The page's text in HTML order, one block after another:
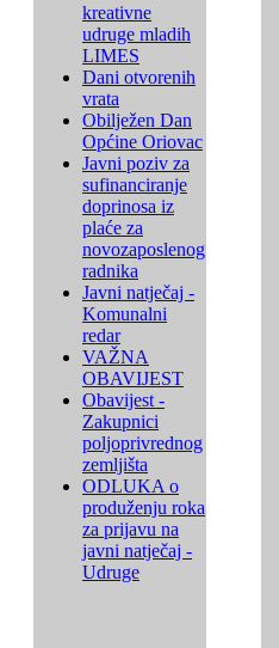
kreativne
udruge mladih
LIMES
Dani otvorenih
vrata
Obilježen Dan
Općine Oriovac
Javni poziv za
sufinanciranje
doprinosa iz
plaće za
novozaposlenog
radnika
Javni natječaj -
Komunalni
redar
VAŽNA
OBAVIJEST
Obavijest -
Zakupnici
poljoprivrednog
zemljišta
ODLUKA o
produženju roka
za prijavu na
javni natječaj -
Udruge